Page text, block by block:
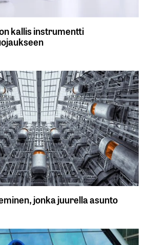
kallis instrumentti
jonka juurella asunto